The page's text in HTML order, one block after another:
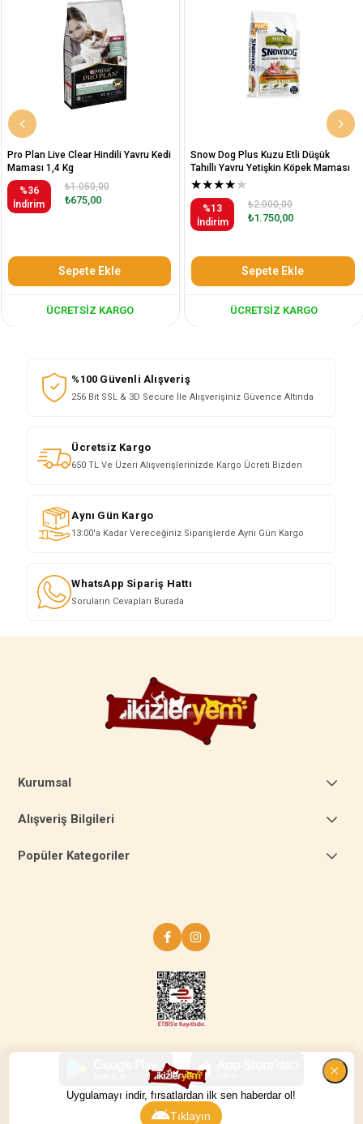
Pro Plan Live Clear Hindili Yavru Kedi
Maması 1,4 Kg
%36
İndirim
₺675,00
₺1.050,00
Sepete Ekle
ÜCRETSIZ KARGO
Snow Dog Plus Kuzu Etli Düşük
Tahıllı Yavru Yetişkin Köpek Maması
12 Kg
★★★★★
%13
İndirim
₺1.750,00
₺2.000,00
Sepete Ekle
ÜCRETSIZ KARGO
%100 Güvenli Alışveriş
256 Bit SSL & 3D Secure İle Alışverişiniz Güvence Altında
Ücretsiz Kargo
650 TL Ve Üzeri Alışverişlerinizde Kargo Ücreti Bizden
Aynı Gün Kargo
13:00'a Kadar Vereceğiniz Siparişlerde Aynı Gün Kargo
WhatsApp Sipariş Hattı
Soruların Cevapları Burada
Kurumsal
Alışveriş Bilgileri
Popüler Kategoriler
Uygulamayı indir, fırsatlardan ilk sen haberdar ol!
Tıklayın